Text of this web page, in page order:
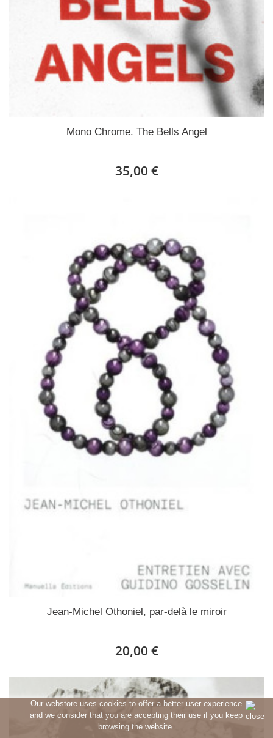
Our webstore uses cookies to offer a better user experience
and we consider that you are accepting their use if you keep
browsing the website.
Mono Chrome. The Bells Angel
35,00 €
Jean-Michel Othoniel, par-delà le miroir
20,00 €